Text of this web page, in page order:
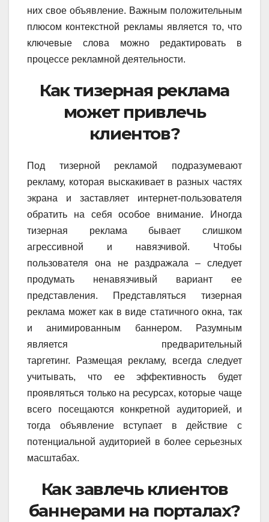
них свое объявление. Важным положительным
плюсом контекстной рекламы является то, что
ключевые слова можно редактировать в
процессе рекламной деятельности.
Как тизерная реклама
может привлечь
клиентов?
Под тизерной рекламой подразумевают
рекламу, которая выскакивает в разных частях
экрана и заставляет интернет-пользователя
обратить на себя особое внимание. Иногда
тизерная реклама бывает слишком
агрессивной и навязчивой. Чтобы
пользователя она не раздражала – следует
продумать ненавязчивый вариант ее
представления. Представляться тизерная
реклама может как в виде статичного окна, так
и анимированным баннером. Разумным
является предварительный
таргетинг. Размещая рекламу, всегда следует
учитывать, что ее эффективность будет
проявляться только на ресурсах, которые чаще
всего посещаются конкретной аудиторией, и
тогда объявление вступает в действие с
потенциальной аудиторией в более серьезных
масштабах.
Как завлечь клиентов
баннерами на порталах?